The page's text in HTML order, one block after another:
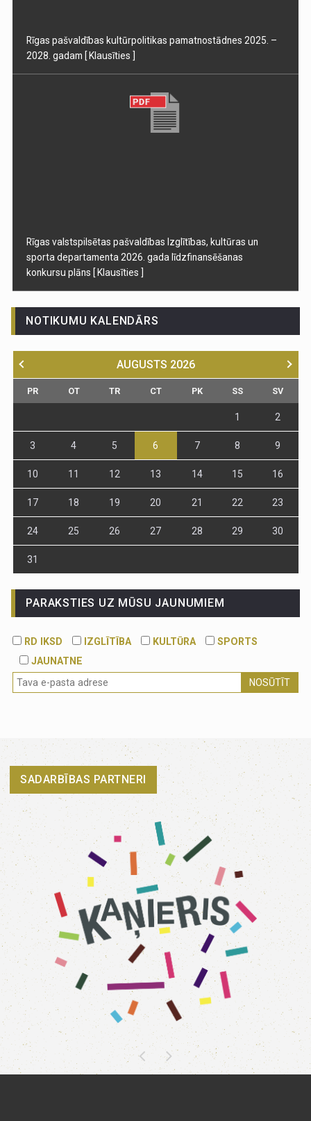
Rīgas pašvaldības kultūrpolitikas pamatnostādnes 2025. –
2028. gadam [ Klausīties ]
Rīgas valstspilsētas pašvaldības Izglītības, kultūras un
sporta departamenta 2026. gada līdzfinansēšanas
konkursu plāns [ Klausīties ]
NOTIKUMU KALENDĀRS
AUGUSTS 2026
PR OT TR CT PK SS SV
1 2
3 4 5 6 7 8 9
10 11 12 13 14 15 16
17 18 19 20 21 22 23
24 25 26 27 28 29 30
31
PARAKSTIES UZ MŪSU JAUNUMIEM
RD IKSD IZGLĪTĪBA KULTŪRA
SPORTS
JAUNATNE
NOSŪTĪT
SADARBĪBAS PARTNERI